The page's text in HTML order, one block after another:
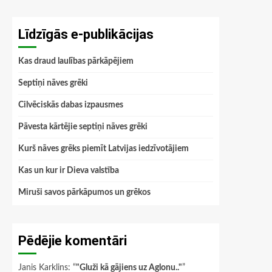
Līdzīgās e-publikācijas
Kas draud laulības pārkāpējiem
Septiņi nāves grēki
Cilvēciskās dabas izpausmes
Pāvesta kārtējie septiņi nāves grēki
Kurš nāves grēks piemīt Latvijas iedzīvotājiem
Kas un kur ir Dieva valstība
Miruši savos pārkāpumos un grēkos
Pēdējie komentāri
Janis Karklins: “"Gluži kā gājiens uz Aglonu.."”